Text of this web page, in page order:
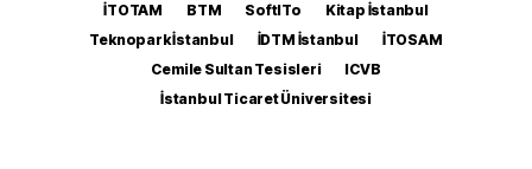
İTOTAM BTM SoftITo
Kitap İstanbul
Teknopark İstanbul
İDTM İstanbul
İTOSAM
Cemile Sultan Tesisleri
ICVB
İstanbul Ticaret Üniversitesi